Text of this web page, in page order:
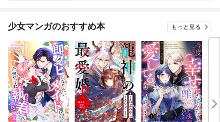
少女マンガのおすすめ本 もっと見る